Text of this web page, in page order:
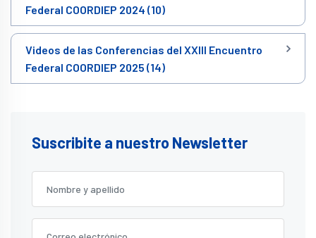
Federal COORDIEP 2024 (10)
Videos de las Conferencias del XXIII Encuentro
Federal COORDIEP 2025 (14)
Suscribite a nuestro Newsletter